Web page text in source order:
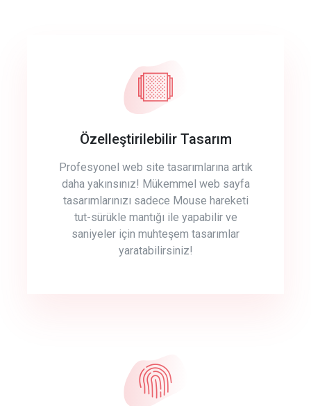
Özelleştirilebilir Tasarım
Profesyonel web site tasarımlarına artık
daha yakınsınız! Mükemmel web sayfa
tasarımlarınızı sadece Mouse hareketi
tut-sürükle mantığı ile yapabilir ve
saniyeler için muhteşem tasarımlar
yaratabilirsiniz!